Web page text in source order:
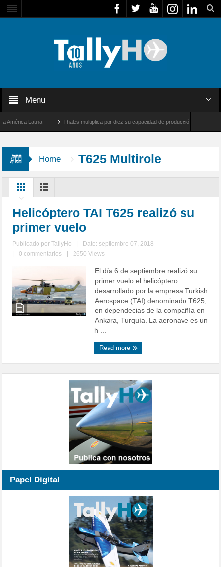
Menu
Latina Thales multiplica por diez su capacidad de producción de radares en
Home
T625 Multirole
Helicopter
Helicóptero TAI T625 realizó su
primer vuelo
Publicado porTallyHo
Date: septiembre 07, 2018
0 commentarios 2650 Views
El día 6 de septiembre realizó su
primer vuelo el helicóptero
desarrollado por la empresa Turkish
Aerospace (TAI) denominado T625,
en dependecias de la compañía en
Ankara, Turquía. La aeronave es un
h ...
Read more
Papel Digital